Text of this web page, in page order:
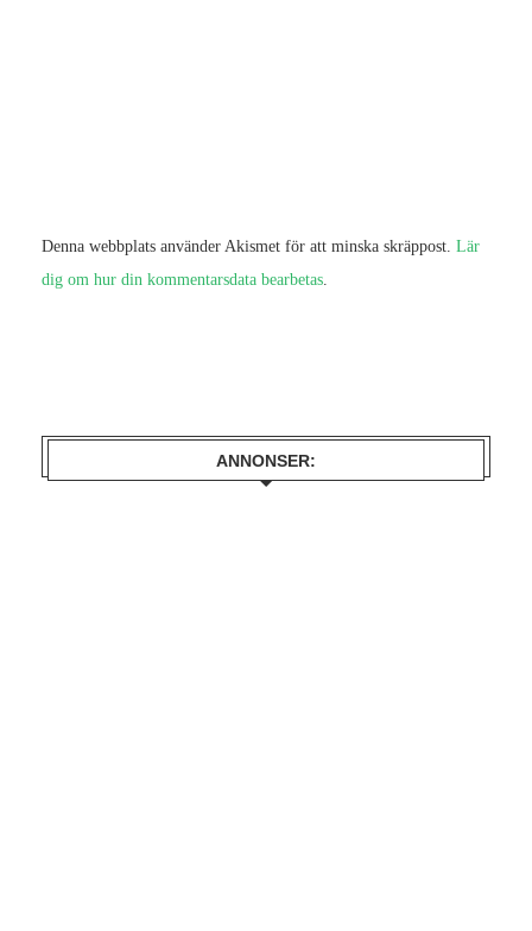
Denna webbplats använder Akismet för att minska skräppost. Lär
dig om hur din kommentarsdata bearbetas.
ANNONSER: